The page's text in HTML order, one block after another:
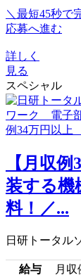
＼最短45秒で
応募へ進む
詳しく
見る
スペシャル
【月収
装する機
料！／...
日研トータル
給与 月収